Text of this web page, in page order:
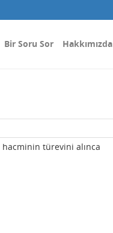
Bir Soru Sor Hakkımızda
hacminin türevini alınca